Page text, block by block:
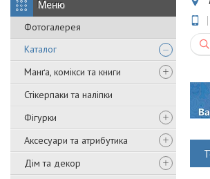
Фотогалерея
Каталог
Манґа, комікси та книги
Стікерпаки та наліпки
Фігурки
Аксесуари та атрибутика
Дім та декор